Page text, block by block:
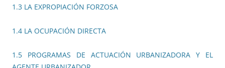
1.3 LA EXPROPIACIÓN FORZOSA
1.4 LA OCUPACIÓN DIRECTA
1.5 PROGRAMAS DE ACTUACIÓN URBANIZADORA Y EL